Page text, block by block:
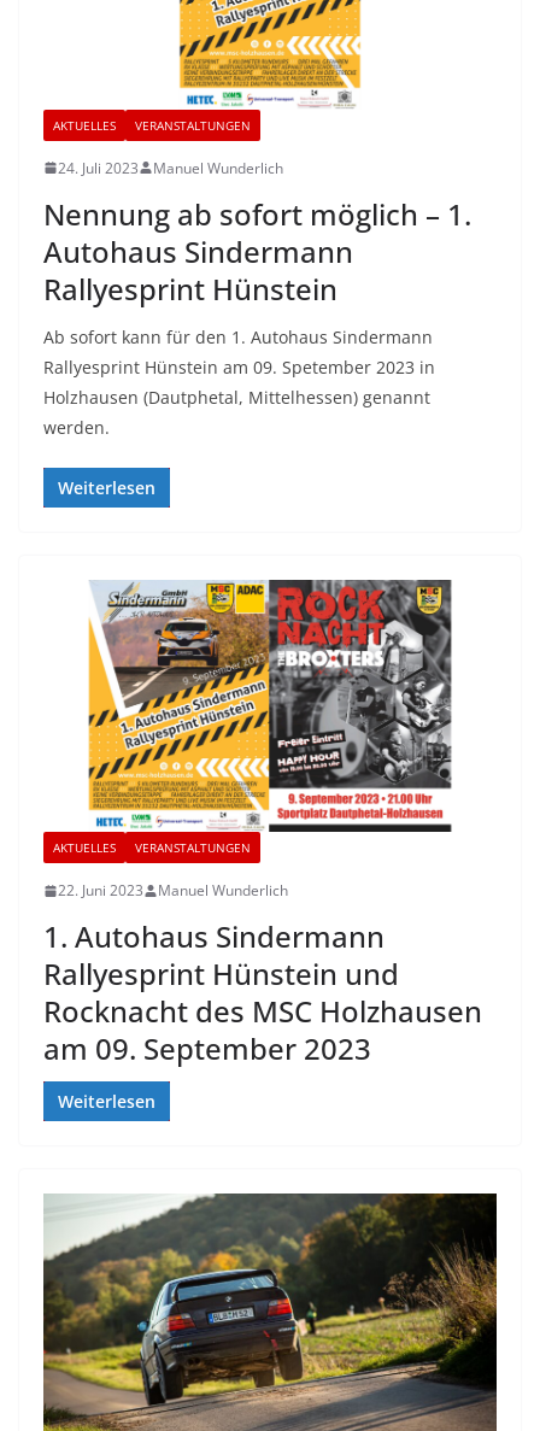
AKTUELLES VERANSTALTUNGEN
24. Juli 2023 Manuel Wunderlich
Nennung ab sofort möglich – 1.
Autohaus Sindermann
Rallyesprint Hünstein
Ab sofort kann für den 1. Autohaus Sindermann
Rallyesprint Hünstein am 09. Spetember 2023 in
Holzhausen (Dautphetal, Mittelhessen) genannt
werden.
Weiterlesen
AKTUELLES VERANSTALTUNGEN
22. Juni 2023 Manuel Wunderlich
1. Autohaus Sindermann
Rallyesprint Hünstein und
Rocknacht des MSC Holzhausen
am 09. September 2023
Weiterlesen